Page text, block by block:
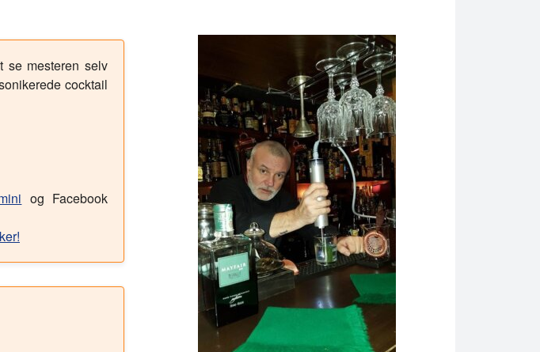
se mesteren selv
cocktail
og Facebook